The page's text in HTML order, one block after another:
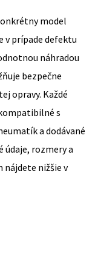
model
v prípade defektu
náhradou
bezpečne
opravy. Každé
s
a dodávané
údaje, rozmery a
nižšie v